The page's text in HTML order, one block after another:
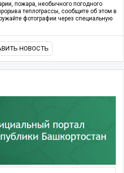
пожара, необычного погодного
теплотрассы, сообщите об этом в
фотографии через специальную
НОВОСТЬ